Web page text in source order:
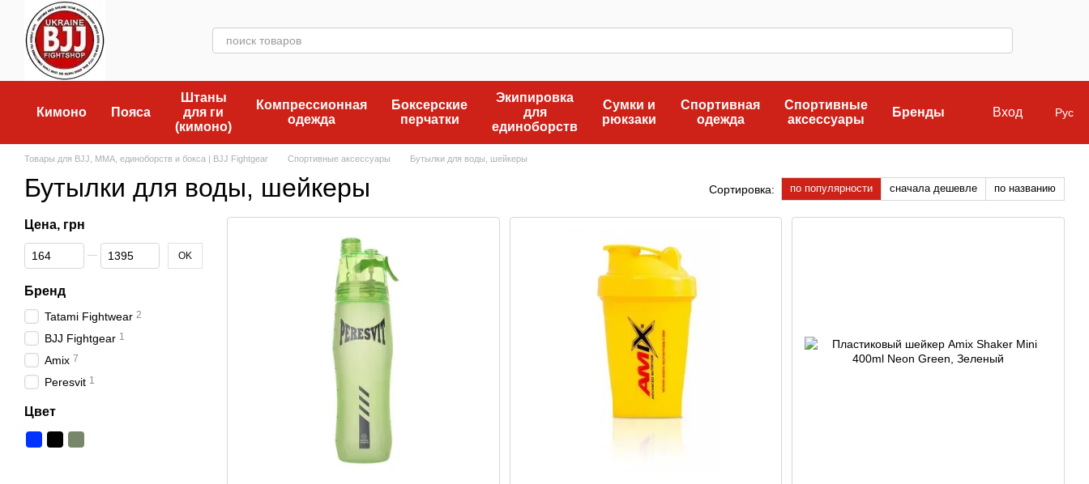
Перейти к основному контенту
Кимоно Пояса
Штаны
для ги
(кимоно)
Компрессионная
одежда
Боксерские
перчатки
Экипировка
для
единоборств
Сумки и
рюкзаки
Спортивная
одежда
Спортивные
аксессуары
Бренды Вход Рус
Товары для BJJ, MMA, единоборств и бокса | BJJ Fightgear Спортивные аксессуары Бутылки для воды, шейкеры
Бутылки для воды, шейкеры Сортировка: по популярности сначала дешевле по названию
Цена, грн
От Цена, грн
До Цена, грн OK
Бренд
Tatami Fightwear 2
BJJ Fightgear 1
Amix 7
Peresvit 1
Цвет